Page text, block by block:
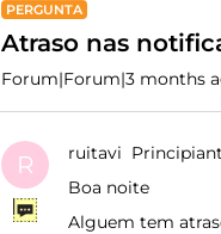
PERGUNTA
Atraso nas
Forum|Forum|3 months
R ruitavi
Boa noite
Alguem tem